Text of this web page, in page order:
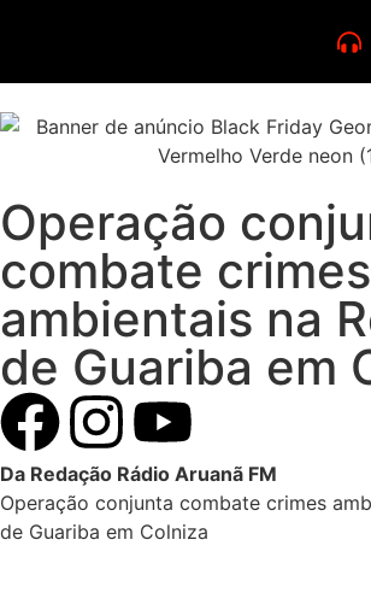
Operação
combate crimes
ambientais na
de Guariba em
Da Redação Rádio Aruanã FM
Operação conjunta combate crimes
de Guariba em Colniza